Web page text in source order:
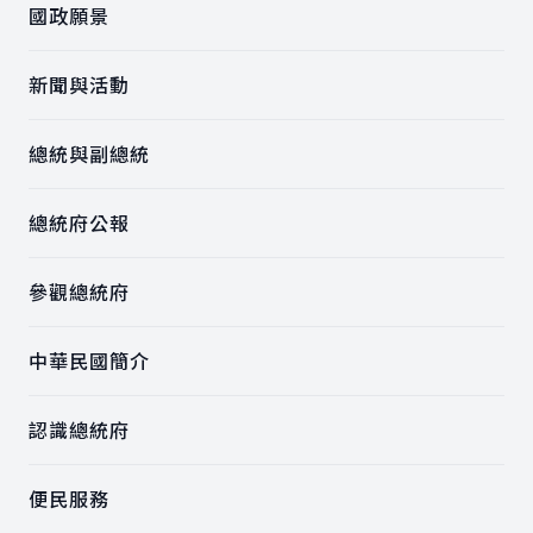
國政願景
新聞與活動
總統與副總統
總統府公報
參觀總統府
中華民國簡介
認識總統府
便民服務